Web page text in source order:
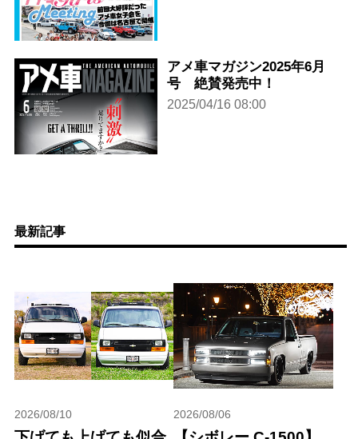
アメ車マガジン2025年6月
号 絶賛発売中！
2025/04/16 08:00
最新記事
2026/08/10 2026/08/06